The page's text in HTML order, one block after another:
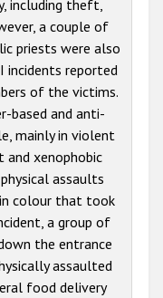
including theft,
a couple of
priests were also
incidents reported
of the victims.
based and anti-
mainly in violent
and xenophobic
assaults
colour that took
a group of
the entrance
assaulted
food delivery